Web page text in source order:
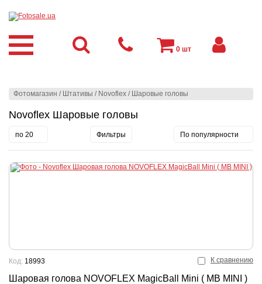
Фотомагазин / Штативы / Novoflex / Шаровые головы
Novoflex Шаровые головы
по 20 Фильтры По популярности
К сравнению
Шаровая голова NOVOFLEX MagicBall Mini ( MB MINI )
Код: 18993
0 шт